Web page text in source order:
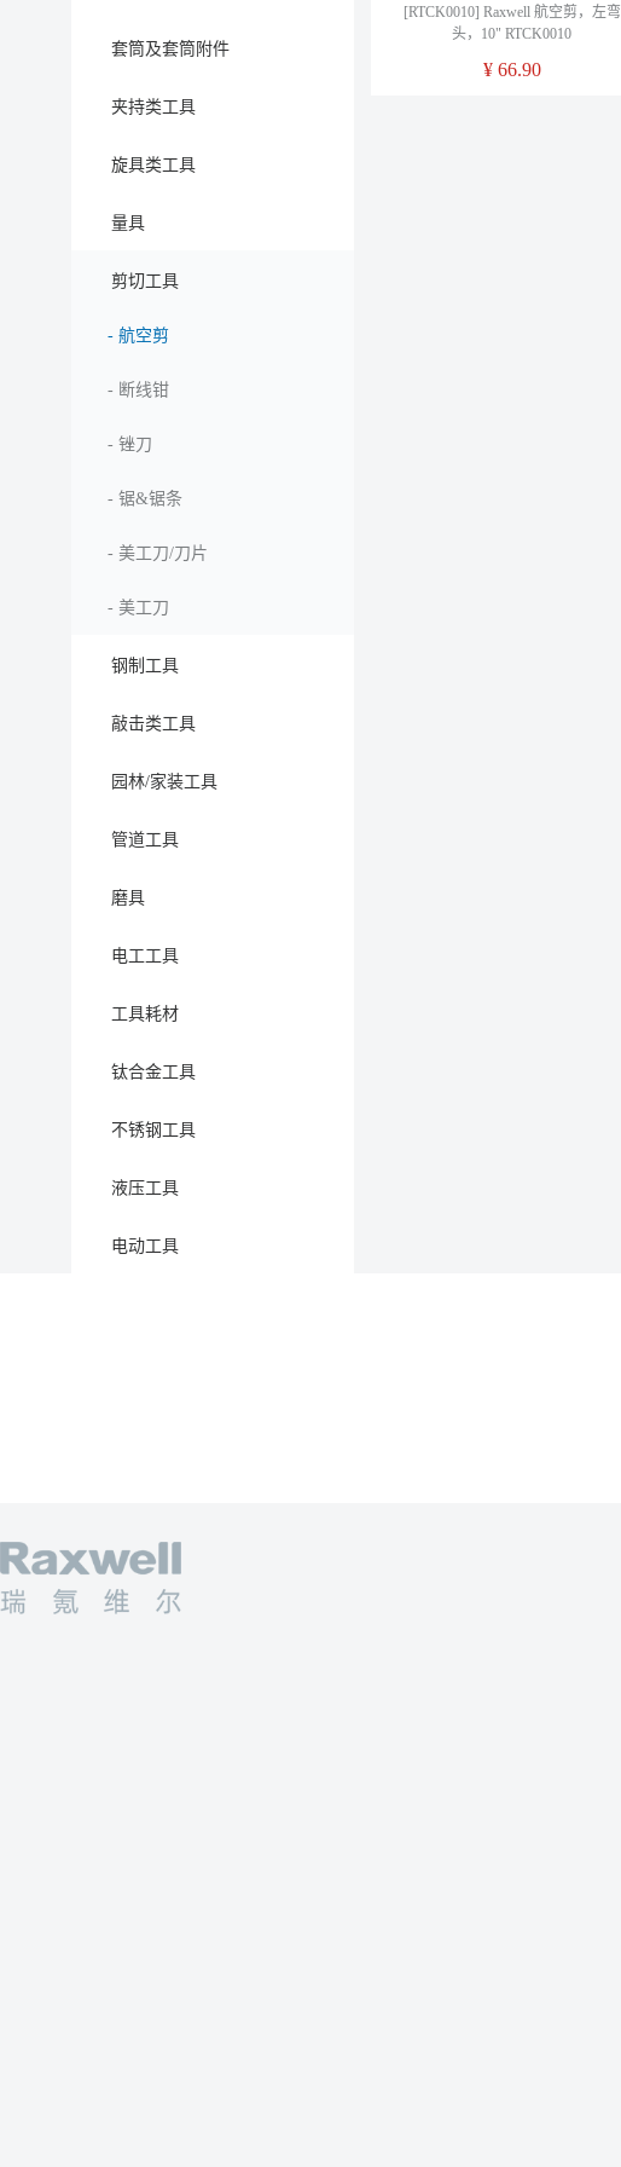
套筒及套筒附件
夹持类工具
旋具类工具
量具
剪切工具
- 航空剪
- 断线钳
- 锉刀
- 锯&锯条
- 美工刀/刀片
- 美工刀
钢制工具
敲击类工具
园林/家装工具
管道工具
磨具
电工工具
工具耗材
钛合金工具
不锈钢工具
液压工具
电动工具
[RTCK0010] Raxwell 航空剪，左弯
头，10" RTCK0010
¥ 66.90